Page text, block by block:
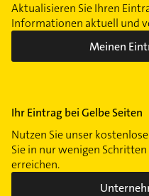
Aktualisieren Sie Ihren
Informationen aktuell und
Meinen
Ihr Eintrag bei Gelbe Seiten
Nutzen Sie unser
Sie in nur wenigen
erreichen.